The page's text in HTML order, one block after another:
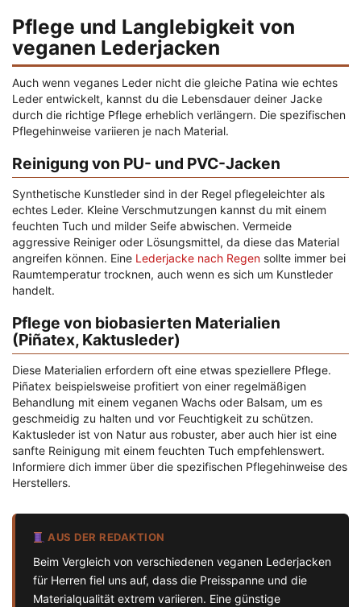
Pflege und Langlebigkeit von
veganen Lederjacken
Auch wenn veganes Leder nicht die gleiche Patina wie echtes
Leder entwickelt, kannst du die Lebensdauer deiner Jacke
durch die richtige Pflege erheblich verlängern. Die spezifischen
Pflegehinweise variieren je nach Material.
Reinigung von PU- und PVC-Jacken
Synthetische Kunstleder sind in der Regel pflegeleichter als
echtes Leder. Kleine Verschmutzungen kannst du mit einem
feuchten Tuch und milder Seife abwischen. Vermeide
aggressive Reiniger oder Lösungsmittel, da diese das Material
angreifen können. Eine Lederjacke nach Regen sollte immer bei
Raumtemperatur trocknen, auch wenn es sich um Kunstleder
handelt.
Pflege von biobasierten Materialien
(Piñatex, Kaktusleder)
Diese Materialien erfordern oft eine etwas speziellere Pflege.
Piñatex beispielsweise profitiert von einer regelmäßigen
Behandlung mit einem veganen Wachs oder Balsam, um es
geschmeidig zu halten und vor Feuchtigkeit zu schützen.
Kaktusleder ist von Natur aus robuster, aber auch hier ist eine
sanfte Reinigung mit einem feuchten Tuch empfehlenswert.
Informiere dich immer über die spezifischen Pflegehinweise des
Herstellers.
AUS DER REDAKTION
Beim Vergleich von verschiedenen veganen Lederjacken
für Herren fiel uns auf, dass die Preisspanne und die
Materialqualität extrem variieren. Eine günstige